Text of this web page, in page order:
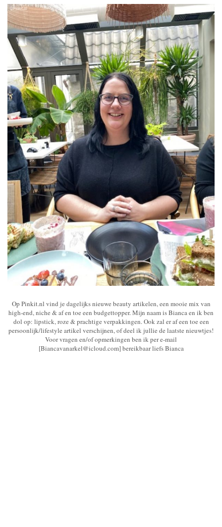
Op Pinkit.nl vind je dagelijks nieuwe beauty artikelen, een mooie mix van
high-end, niche & af en toe een budgettopper. Mijn naam is Bianca en ik ben
dol op: lipstick, roze & prachtige verpakkingen. Ook zal er af een toe een
persoonlijk/lifestyle artikel verschijnen, of deel ik jullie de laatste nieuwtjes!
Voor vragen en/of opmerkingen ben ik per e-mail
[Biancavanarkel@icloud.com] bereikbaar liefs Bianca